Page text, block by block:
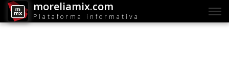
moreliamix.com
Plataforma informativa